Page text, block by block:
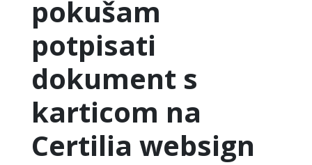
pokušam
potpisati
dokument s
karticom na
Certilia websign